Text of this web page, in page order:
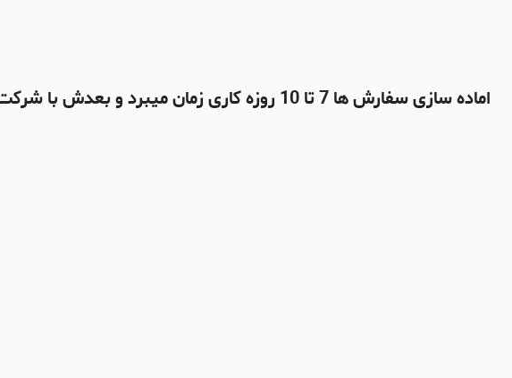
اماده سازی سفارش ها 7 تا 10 روزه کاری زمان میبرد و بعدش با شرکت پستی چاپار ارسال میشه